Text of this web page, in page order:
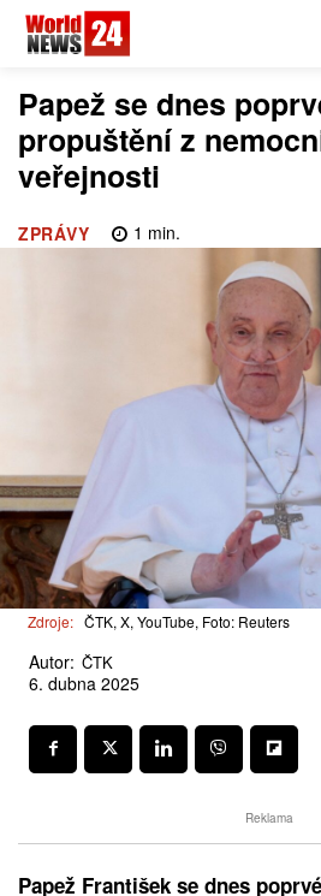
Papež se dnes
propuštění z
veřejnosti
ZPRÁVY 1 min.
Zdroje: ČTK, X, YouTube, Foto: Reuters
Autor: ČTK
6. dubna 2025
Reklama
Papež František se dnes